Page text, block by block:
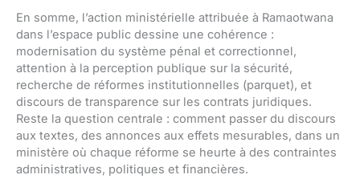
En somme, l’action ministérielle attribuée à Ramaotwana
dans l’espace public dessine une cohérence :
modernisation du système pénal et correctionnel,
attention à la perception publique sur la sécurité,
recherche de réformes institutionnelles (parquet), et
discours de transparence sur les contrats juridiques.
Reste la question centrale : comment passer du discours
aux textes, des annonces aux effets mesurables, dans un
ministère où chaque réforme se heurte à des contraintes
administratives, politiques et financières.